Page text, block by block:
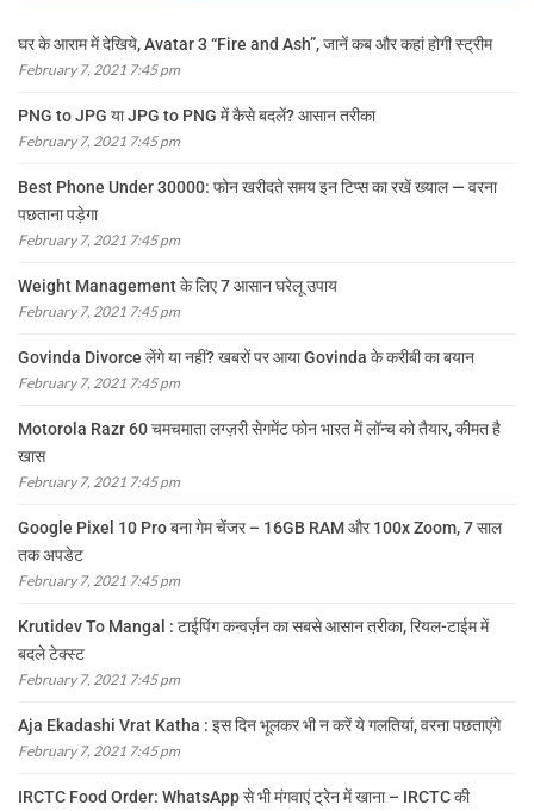
घर के आराम में देखिये, Avatar 3 “Fire and Ash”, जानें कब और कहां होगी स्ट्रीम
February 7, 2021 7:45 pm
PNG to JPG या JPG to PNG में कैसे बदलें? आसान तरीका
February 7, 2021 7:45 pm
Best Phone Under 30000: फोन खरीदते समय इन टिप्स का रखें ख्याल — वरना
पछताना पड़ेगा
February 7, 2021 7:45 pm
Weight Management के लिए 7 आसान घरेलू उपाय
February 7, 2021 7:45 pm
Govinda Divorce लेंगे या नहीं? खबरों पर आया Govinda के करीबी का बयान
February 7, 2021 7:45 pm
Motorola Razr 60 चमचमाता लग्ज़री सेगमेंट फोन भारत में लॉन्च को तैयार, कीमत है
खास
February 7, 2021 7:45 pm
Google Pixel 10 Pro बना गेम चेंजर – 16GB RAM और 100x Zoom, 7 साल
तक अपडेट
February 7, 2021 7:45 pm
Krutidev To Mangal : टाईपिंग कन्वर्ज़न का सबसे आसान तरीका, रियल-टाईम में
बदले टेक्स्ट
February 7, 2021 7:45 pm
Aja Ekadashi Vrat Katha : इस दिन भूलकर भी न करें ये गलतियां, वरना पछताएंगे
February 7, 2021 7:45 pm
IRCTC Food Order: WhatsApp से भी मंगवाएं ट्रेन में खाना – IRCTC की